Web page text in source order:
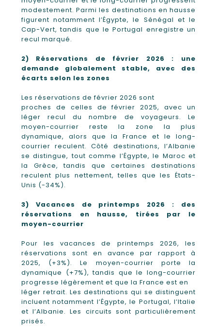
modestement. Parmi les destinations en hausse
figurent notamment l’Égypte, le Sénégal et le
Cap-Vert, tandis que le Portugal enregistre un
recul marqué.
2) Réservations de février 2026 : une
demande globalement stable, avec des
écarts selon les zones
Les réservations de février 2026 sont
proches de celles de février 2025, avec un
léger recul du nombre de voyageurs. Le
moyen-courrier reste la zone la plus
dynamique, alors que la France et le long-
courrier reculent. Côté destinations, l’Albanie
se distingue, tout comme l’Égypte, le Maroc et
la Grèce, tandis que certaines destinations
reculent plus nettement, telles que les États-
Unis (-34%).
3) Vacances de printemps 2026 : des
réservations en hausse, tirées par le
moyen-courrier
Pour les vacances de printemps 2026, les
réservations sont en avance par rapport à
2025, (+3%). Le moyen-courrier porte la
dynamique (+7%), tandis que le long-courrier
progresse légèrement et que la France est en
léger retrait. Les destinations qui se distinguent
incluent notamment l’Égypte, le Portugal, l’Italie
et l’Albanie. Les circuits sont particulièrement
prisés.